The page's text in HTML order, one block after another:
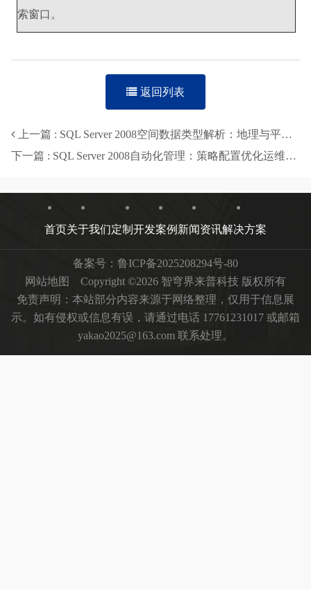
索窗口。
返回列表
上一篇 : SQL Server 2008空间数据类型解析：地理与平面模型如何精准处理空间数据？
下一篇 : SQL Server 2008自动化管理：策略配置优化运维效率
首页关于我们定制开发案例 新闻资讯解决方案
备案号： 鲁ICP备2025208294号-80
网站地图
Copyright ©2026 智穹界来普科技 版权所有
免责声明：本站部分内容来源于网络整理，仅用于信息展
示。如有侵权或信息有误，请通过电话 17761231017 或邮箱
yakao2025@163.com 联系处理。